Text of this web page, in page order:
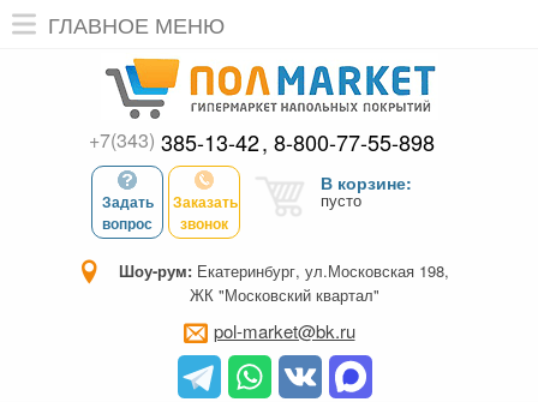
ГЛАВНОЕ МЕНЮ
+7(343) 385-13-42 8-800-77-55-898
Задать
вопрос
Заказать
звонок
В корзине:
пусто
Шоу-рум: Екатеринбург, ул.Московская 198,
ЖК "Московский квартал"
pol-market@bk.ru